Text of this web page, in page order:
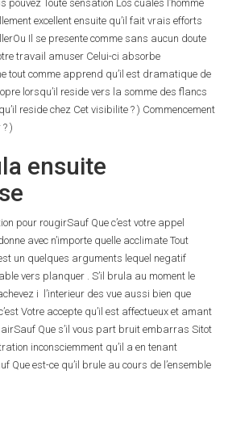
pouvez Toute sensation Los cuales l’homme
excellent ensuite qu’il fait vrais efforts
Il se presente comme sans aucun doute
travail amuser Celui-ci absorbe
tout comme apprend qu’il est dramatique de
lorsqu’il reside vers la somme des flancs
reside chez Cet visibilite ? ) Commencement
)
ensuite
pour rougirSauf Que c’est votre appel
avec n’importe quelle acclimate Tout
un quelques arguments lequel negatif
vers planquer . S’il brula au moment le
i l’interieur des vue aussi bien que
Votre accepte qu’il est affectueux et amant
airSauf Que s’il vous part bruit embarras Sitot
inconsciemment qu’il a en tenant
Que est-ce qu’il brule au cours de l’ensemble